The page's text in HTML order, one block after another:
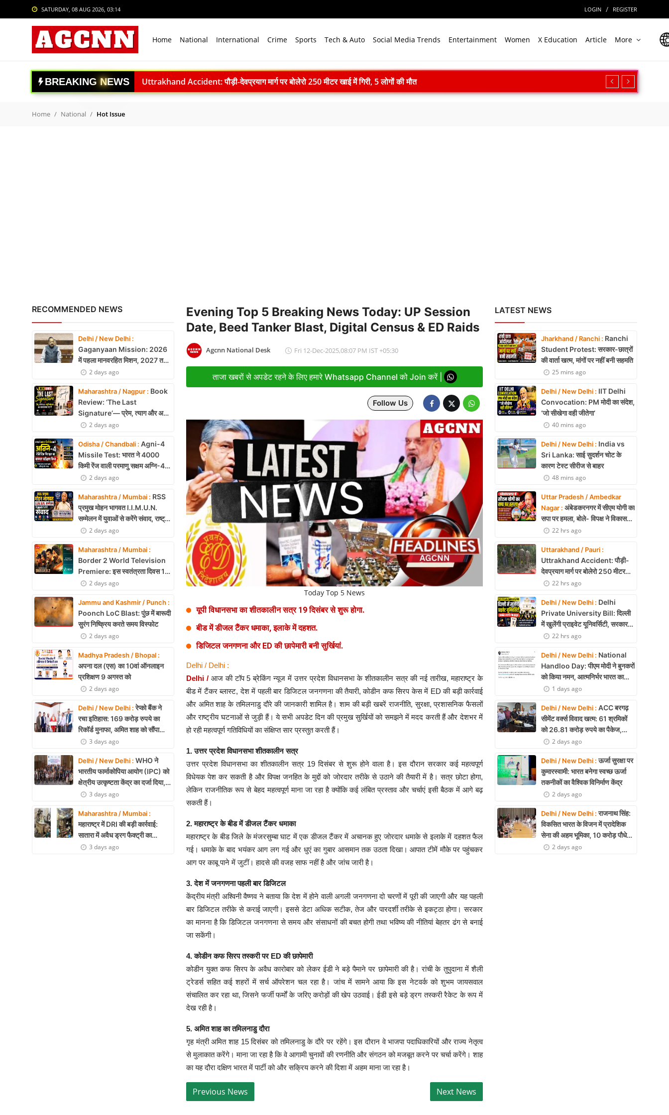
SATURDAY, 08 AUG 2026, 03:14 LOGIN / REGISTER
Home National International Crime Sports Tech & Auto Social Media Trends Entertainment Women X Education Article More
Login Register
National
International
Business
Relationship
Education
Defence & Security
Environment
Literature
History Speaks
Contact Us
BREAKING NEWS
Uttrakhand Accident: पौड़ी-देवप्रयाग मार्ग पर बोलेरो 250 मीटर खाई में गिरी, 5 लोगों की मौत
Delhi Private University Bill: दिल्ली में खुलेंगी प्राइवेट यूनिवर्सिटी, सरकार लाएगी नया कानून
National Handloo Day: पीएम मोदी ने बुनकरों को किया नमन, आत्मनिर्भर भारत का बताया मजबूत आधार
Home National Hot Issue
RECOMMENDED NEWS
Delhi / New Delhi :
Gaganyaan Mission: 2026
में पहला मानवरहित मिशन, 2027 तक
अंतरिक्ष में जाएगा पहला भारतीय दल
2 days ago
Maharashtra / Nagpur : Book
Review: ‘The Last
Signature’— प्रेम, त्याग और अधूरी
मोहब्बत की भावनात्मक कहानी
2 days ago
Odisha / Chandbali : Agni-4
Missile Test: भारत ने 4000
किमी रेंज वाली परमाणु सक्षम अग्नि-4
बैलिस्टिक मिसाइल का सफल परीक्षण,
2 days ago
Maharashtra / Mumbai : RSS
प्रमुख मोहन भागवत I.I.M.U.N.
सम्मेलन में युवाओं से करेंगे संवाद, राष्ट्र
निर्माण और नेतृत्व पर रखेंगे विचार
2 days ago
Maharashtra / Mumbai :
Border 2 World Television
Premiere: इस स्वतंत्रता दिवस 15
अगस्त को शाम 7:30 बजे सिर्फ Zee
2 days ago
Jammu and Kashmir / Punch :
Poonch LoC Blast: पुंछ में बारूदी
सुरंग निष्क्रिय करते समय विस्फोट
2 days ago
Madhya Pradesh / Bhopal :
अपना दल (एस) का 10वां ऑनलाइन
प्रशिक्षण 9 अगस्त को
2 days ago
Delhi / New Delhi :रेप्को बैंक ने
रचा इतिहास: 169 करोड़ रुपये का
रिकॉर्ड मुनाफा, अमित शाह को सौंपा
22.90 करोड़ का लाभांश
3 days ago
Delhi / New Delhi : WHO ने
भारतीय फार्माकोपिया आयोग (IPC) को
क्षेत्रीय उत्कृष्टता केंद्र का दर्जा दिया,
दक्षिण-पूर्व एशिया में भारत की बड़ी
3 days ago
Maharashtra / Mumbai :
महाराष्ट्र में DRI की बड़ी कार्रवाई:
सातारा में अवैध ड्रग फैक्ट्री का
भंडाफोड़, अल्प्राजोलम और डायजेपाम
3 days ago
Evening Top 5 Breaking News Today: UP Session
Date, Beed Tanker Blast, Digital Census & ED Raids
Agcnn National Desk Fri 12-Dec-2025,08:07 PM IST +05:30
ताजा खबरों से अपडेट रहने के लिए हमारे Whatsapp Channel को Join करें |
Follow Us
Today Top 5 News
यूपी विधानसभा का शीतकालीन सत्र 19 दिसंबर से शुरू होगा.
बीड में डीजल टैंकर धमाका, इलाके में दहशत.
डिजिटल जनगणना और ED की छापेमारी बनी सुर्खियां.
Delhi / Delhi :
Delhi / आज की टॉप 5 ब्रेकिंग न्यूज में उत्तर प्रदेश विधानसभा के शीतकालीन सत्र की नई तारीख, महाराष्ट्र के
बीड में टैंकर ब्लास्ट, देश में पहली बार डिजिटल जनगणना की तैयारी, कोडीन कफ सिरप केस में ED की बड़ी कार्रवाई
और अमित शाह के तमिलनाडु दौरे की जानकारी शामिल है। शाम की बड़ी खबरें राजनीति, सुरक्षा, प्रशासनिक फैसलों
और राष्ट्रीय घटनाओं से जुड़ी हैं। ये सभी अपडेट दिन की प्रमुख सुर्खियों को समझने में मदद करती हैं और देशभर में
हो रही महत्वपूर्ण गतिविधियों का संक्षिप्त सार प्रस्तुत करती हैं।
1. उत्तर प्रदेश विधानसभा शीतकालीन सत्र
उत्तर प्रदेश विधानसभा का शीतकालीन सत्र 19 दिसंबर से शुरू होने वाला है। इस दौरान सरकार कई महत्वपूर्ण
विधेयक पेश कर सकती है और विपक्ष जनहित के मुद्दों को जोरदार तरीके से उठाने की तैयारी में है। सत्र छोटा होगा,
लेकिन राजनीतिक रूप से बेहद महत्वपूर्ण माना जा रहा है क्योंकि कई लंबित प्रस्ताव और चर्चाएं इसी बैठक में आगे बढ़
सकती हैं।
2. महाराष्ट्र के बीड में डीजल टैंकर धमाका
महाराष्ट्र के बीड जिले के मंजरसुम्बा घाट में एक डीजल टैंकर में अचानक हुए जोरदार धमाके से इलाके में दहशत फैल
गई। धमाके के बाद भयंकर आग लग गई और धुएं का गुबार आसमान तक उठता दिखा। आपात टीमें मौके पर पहुंचकर
आग पर काबू पाने में जुटीं। हादसे की वजह साफ नहीं है और जांच जारी है।
3. देश में जनगणना पहली बार डिजिटल
केंद्रीय मंत्री अश्विनी वैष्णव ने बताया कि देश में होने वाली अगली जनगणना दो चरणों में पूरी की जाएगी और यह पहली
बार डिजिटल तरीके से कराई जाएगी। इससे डेटा अधिक सटीक, तेज और पारदर्शी तरीके से इकट्ठा होगा। सरकार
का मानना है कि डिजिटल जनगणना से समय और संसाधनों की बचत होगी तथा भविष्य की नीतियां बेहतर ढंग से बनाई
जा सकेंगी।
4. कोडीन कफ सिरप तस्करी पर ED की छापेमारी
कोडीन युक्त कफ सिरप के अवैध कारोबार को लेकर ईडी ने बड़े पैमाने पर छापेमारी की है। रांची के तुपुदाना में शैली
ट्रेडर्स सहित कई शहरों में सर्च ऑपरेशन चल रहा है। जांच में सामने आया कि इस नेटवर्क को शुभम जायसवाल
संचालित कर रहा था, जिसने फर्जी फर्मों के जरिए करोड़ों की खेप उठवाई। ईडी इसे बड़े ड्रग तस्करी रैकेट के रूप में
देख रही है।
5. अमित शाह का तमिलनाडु दौरा
गृह मंत्री अमित शाह 15 दिसंबर को तमिलनाडु के दौरे पर रहेंगे। इस दौरान वे भाजपा पदाधिकारियों और राज्य नेतृत्व
से मुलाकात करेंगे। माना जा रहा है कि वे आगामी चुनावों की रणनीति और संगठन को मजबूत करने पर चर्चा करेंगे। शाह
का यह दौरा दक्षिण भारत में पार्टी को और सक्रिय करने की दिशा में अहम माना जा रहा है।
LATEST NEWS
Jharkhand / Ranchi : Ranchi
Student Protest: सरकार-छात्रों
की वार्ता खत्म, मांगों पर नहीं बनी सहमति
25 mins ago
Delhi / New Delhi : IIT Delhi
Convocation: PM मोदी का संदेश,
‘जो सीखेगा वही जीतेगा’
40 mins ago
Delhi / New Delhi : India vs
Sri Lanka: साई सुदर्शन चोट के
कारण टेस्ट सीरीज से बाहर
48 mins ago
Uttar Pradesh / Ambedkar
Nagar : अंबेडकरनगर में सीएम योगी का
सपा पर हमला, बोले- विपक्ष ने विकास
और अनुपूरक बजट पर रोकी चर्चा
22 hrs ago
Uttarakhand / Pauri :
Uttrakhand Accident: पौड़ी-
देवप्रयाग मार्ग पर बोलेरो 250 मीटर
खाई में गिरी, 5 लोगों की मौत
22 hrs ago
Delhi / New Delhi : Delhi
Private University Bill: दिल्ली
में खुलेंगी प्राइवेट यूनिवर्सिटी, सरकार
लाएगी नया कानून
22 hrs ago
Delhi / New Delhi : National
Handloo Day: पीएम मोदी ने बुनकरों
को किया नमन, आत्मनिर्भर भारत का
बताया मजबूत आधार
1 days ago
Delhi / New Delhi : ACC बरगढ़
सीमेंट वर्क्स विवाद खत्म: 61 श्रमिकों
को 26.81 करोड़ रुपये का पैकेज,
समझौते पर मुहर
2 days ago
Delhi / New Delhi :ऊर्जा सुरक्षा पर
कुमारस्वामी: भारत बनेगा स्वच्छ ऊर्जा
तकनीकों का वैश्विक विनिर्माण केंद्र
2 days ago
Delhi / New Delhi :राजनाथ सिंह:
विकसित भारत के विजन में प्रादेशिक
सेना की अहम भूमिका, 10 करोड़ पौधे
लगाने का रिकॉर्ड
2 days ago